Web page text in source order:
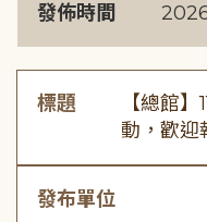
發佈時間
標題
【總館
動，歡迎
發布單位